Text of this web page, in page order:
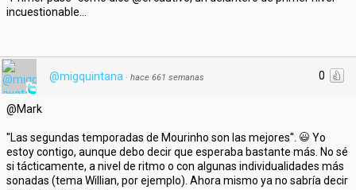
incuestionable...
0
@migquintana · hace 661 semanas
@Mark
''Las segundas temporadas de Mourinho son las mejores''.
Yo
estoy contigo, aunque debo decir que esperaba bastante más. No sé
si tácticamente, a nivel de ritmo o con algunas individualidades más
sonadas (tema Willian, por ejemplo). Ahora mismo ya no sabría decir